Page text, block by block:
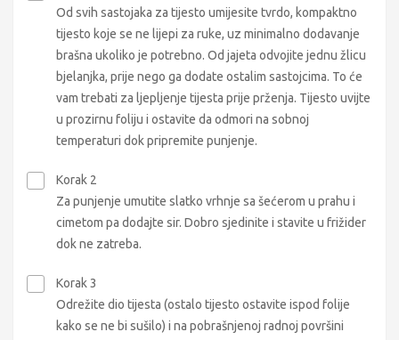
Od svih sastojaka za tijesto umijesite tvrdo, kompaktno
tijesto koje se ne lijepi za ruke, uz minimalno dodavanje
brašna ukoliko je potrebno. Od jajeta odvojite jednu žlicu
bjelanjka, prije nego ga dodate ostalim sastojcima. To će
vam trebati za ljepljenje tijesta prije prženja. Tijesto uvijte
u prozirnu foliju i ostavite da odmori na sobnoj
temperaturi dok pripremite punjenje.
Korak 2
Za punjenje umutite slatko vrhnje sa šećerom u prahu i
cimetom pa dodajte sir. Dobro sjedinite i stavite u frižider
dok ne zatreba.
Korak 3
Odrežite dio tijesta (ostalo tijesto ostavite ispod folije
kako se ne bi sušilo) i na pobrašnjenoj radnoj površini